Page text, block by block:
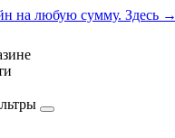
на любую сумму. Здесь →